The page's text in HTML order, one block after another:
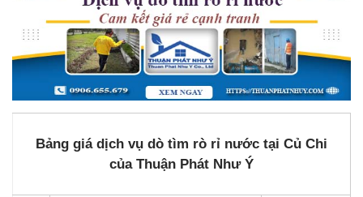
Bảng giá dịch vụ dò tìm rò rỉ nước tại Củ Chi
của Thuận Phát Như Ý